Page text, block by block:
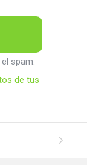
spam.
de tus